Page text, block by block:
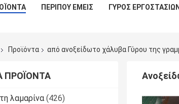
ΠΕΡΊΠΟΥ ΕΜΕΊΣ ΓΎΡΟΣ ΕΡΓΟΣΤΑΣΊΩΝ
Προϊόντα από ανοξείδωτο χάλυβα Γύρου της
ΠΡΟΪΌΝΤΑ
λαμαρίνα (426)